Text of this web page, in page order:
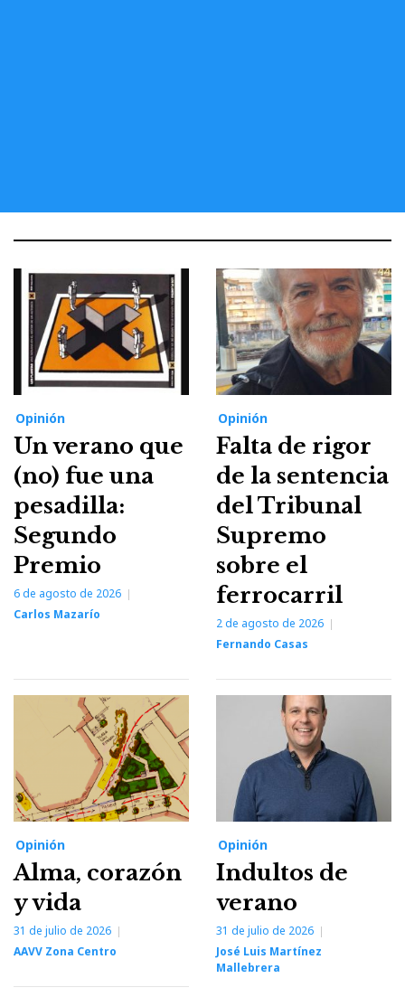
Opinión
Un verano que
(no) fue una
pesadilla:
Segundo
Premio
6 de agosto de 2026
Carlos Mazarío
Opinión
Falta de rigor
de la sentencia
del Tribunal
Supremo
sobre el
ferrocarril
2 de agosto de 2026
Fernando Casas
Opinión
Alma, corazón
y vida
31 de julio de 2026
AAVV Zona Centro
Opinión
Indultos de
verano
31 de julio de 2026
José Luis Martínez
Mallebrera